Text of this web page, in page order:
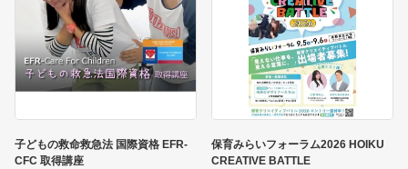
子どもの救命救急法 国際資格 EFR-
CFC 取得講座
保育みらいフォーラム2026 HOIKU
CREATIVE BATTLE